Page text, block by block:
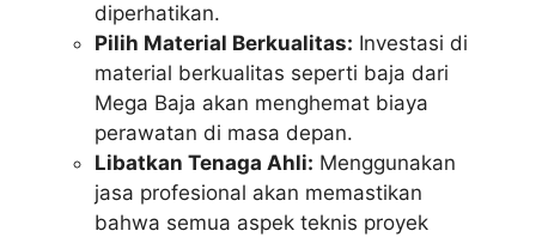
diperhatikan.
Pilih Material Berkualitas: Investasi di
material berkualitas seperti baja dari
Mega Baja akan menghemat biaya
perawatan di masa depan.
Libatkan Tenaga Ahli: Menggunakan
jasa profesional akan memastikan
bahwa semua aspek teknis proyek